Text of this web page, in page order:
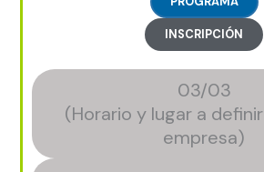
INSCRIPCIÓN
03/03
(Horario y lugar a
empresa)